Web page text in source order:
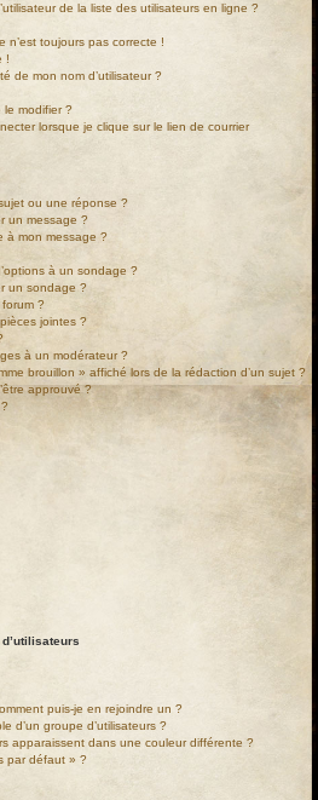
de la liste des utilisateurs en ligne ?
n’est toujours pas correcte !
!
de mon nom d’utilisateur ?
le modifier ?
lorsque je clique sur le lien de courrier
ou une réponse ?
un message ?
à mon message ?
à un sondage ?
un sondage ?
?
jointes ?
à un modérateur ?
brouillon » affiché lors de la rédaction d’un sujet ?
approuvé ?
puis-je en rejoindre un ?
d’un groupe d’utilisateurs ?
apparaissent dans une couleur différente ?
par défaut » ?